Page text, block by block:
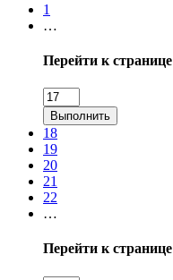
1
…
Перейти к странице
Выполнить
18
19
20
21
22
…
Перейти к странице